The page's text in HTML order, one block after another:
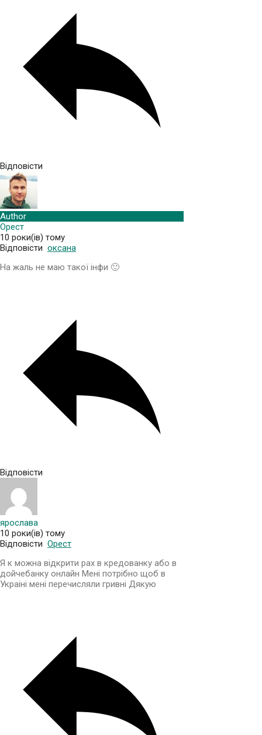
Відповісти
Author
Орест
10 роки(ів) тому
Відповісти оксана
На жаль не маю такої інфи 🙂
Відповісти
ярослава
10 роки(ів) тому
Відповісти Орест
Я к можна відкрити рах в кредованку або в
дойчебанку онлайн Мені потрібно щоб в
Украіні мені перечисляли гривні Дякую